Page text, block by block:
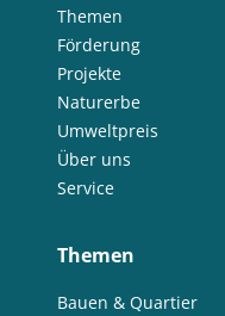
Themen
Förderung
Projekte
Naturerbe
Umweltpreis
Über uns
Service
Themen
Bauen & Quartier